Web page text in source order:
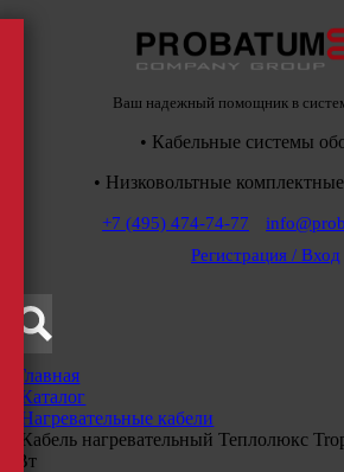
Ваш надежный помощник в
• Кабельные системы
• Низковольтные
+7 (495) 474-74-77
Регистрация / Вход
Главная
Каталог
Нагревательные кабели
Кабель нагревательный Теплолюкс
Вт